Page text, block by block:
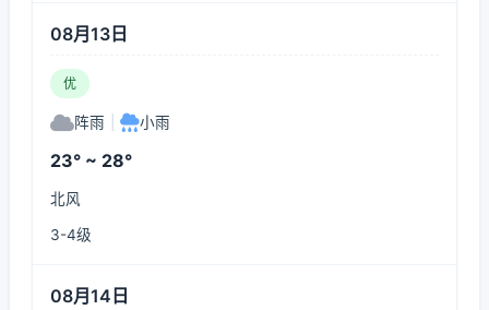
08月13日
优
阵雨 小雨
23° ~ 28°
北风
3-4级
08月14日